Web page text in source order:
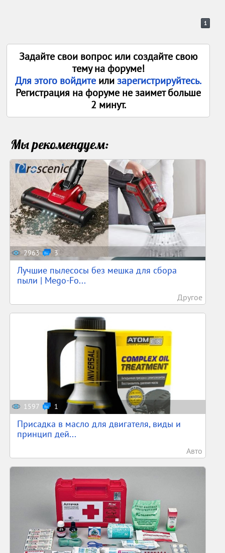
1
Задайте свои вопрос или создайте свою
тему на форуме!
Для этого войдите илизарегистрируйтесь.
Регистрация на форуме не заимет больше
2 минут.
Мы рекомендуем:
2963 3
Лучшие пылесосы без мешка для сбора
пыли | Mego-Fo...
Другое
1597 1
Присадка в масло для двигателя, виды и
принцип дей...
Авто